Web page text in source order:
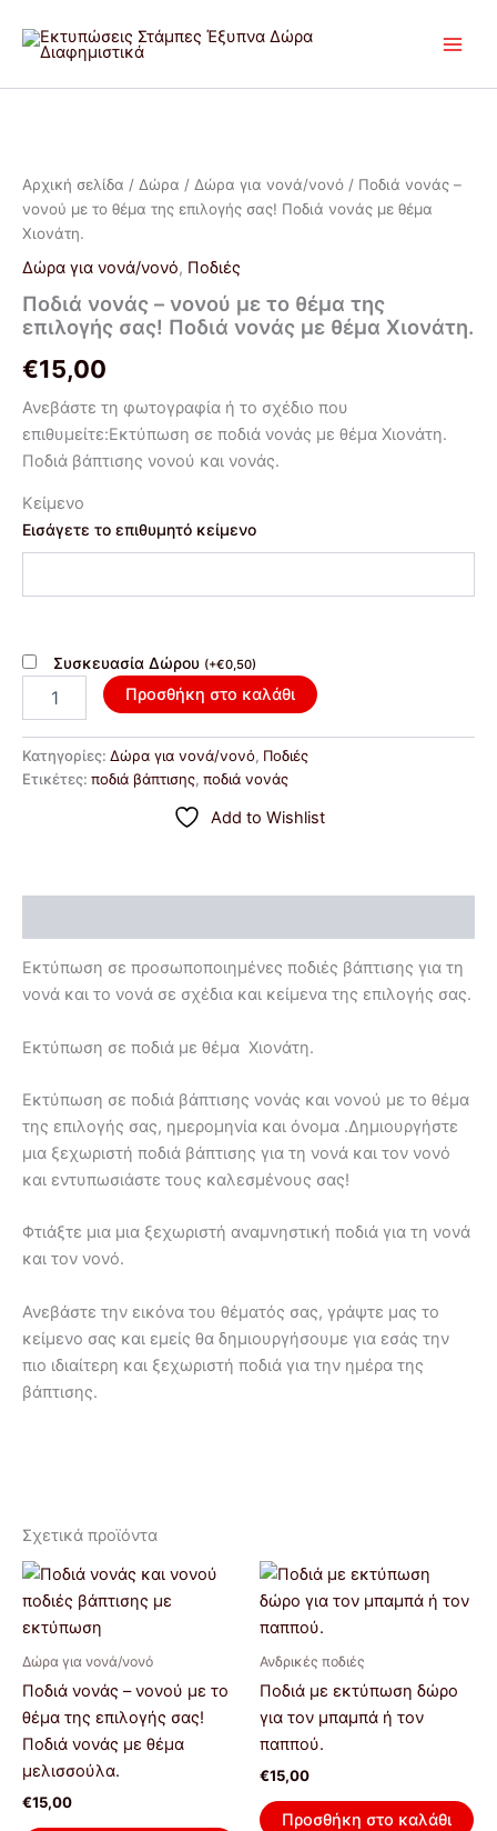
στο
περιεχόμενο
Αρχική σελίδα / Δώρα / Δώρα για νονά/νονό / Ποδιά νονάς –
νονού με το θέμα της επιλογής σας! Ποδιά νονάς με θέμα
Χιονάτη.
Δώρα για νονά/νονό, Ποδιές
Ποδιά νονάς – νονού με το θέμα της
επιλογής σας! Ποδιά νονάς με θέμα Χιονάτη.
€15,00
Ανεβάστε τη φωτογραφία ή το σχέδιο που
επιθυμείτε:Εκτύπωση σε ποδιά νονάς με θέμα Χιονάτη.
Ποδιά βάπτισης νονού και νονάς.
Κείμενο
Εισάγετε το επιθυμητό κείμενο
Συσκευασία Δώρου (+€0,50)
νονού
με
το
θέμα
της
επιλογής
σας!
νονάς
θέμα
Χιονάτη.
ποσότητα
Προσθήκη στο καλάθι
Κατηγορίες: Δώρα για νονά/νονό, Ποδιές
Ετικέτες: ποδιά βάπτισης, ποδιά νονάς
Add to Wishlist
Εκτύπωση σε προσωποποιημένες ποδιές βάπτισης για τη
νονά και το νονά σε σχέδια και κείμενα της επιλογής σας.
Εκτύπωση σε ποδιά με θέμα Χιονάτη.
Εκτύπωση σε ποδιά βάπτισης νονάς και νονού με το θέμα
της επιλογής σας, ημερομηνία και όνομα .Δημιουργήστε
μια ξεχωριστή ποδιά βάπτισης για τη νονά και τον νονό
και εντυπωσιάστε τους καλεσμένους σας!
Φτιάξτε μια μια ξεχωριστή αναμνηστική ποδιά για τη νονά
και τον νονό.
Ανεβάστε την εικόνα του θέματός σας, γράψτε μας το
κείμενο σας και εμείς θα δημιουργήσουμε για εσάς την
πιο ιδιαίτερη και ξεχωριστή ποδιά για την ημέρα της
βάπτισης.
Σχετικά προϊόντα
Δώρα για νονά/νονό
Ποδιά νονάς – νονού με το
θέμα της επιλογής σας!
Ποδιά νονάς με θέμα
μελισσούλα.
€15,00
Ανδρικές ποδιές
Ποδιά με εκτύπωση δώρο
για τον μπαμπά ή τον
παππού.
€15,00
Προσθήκη στο καλάθι